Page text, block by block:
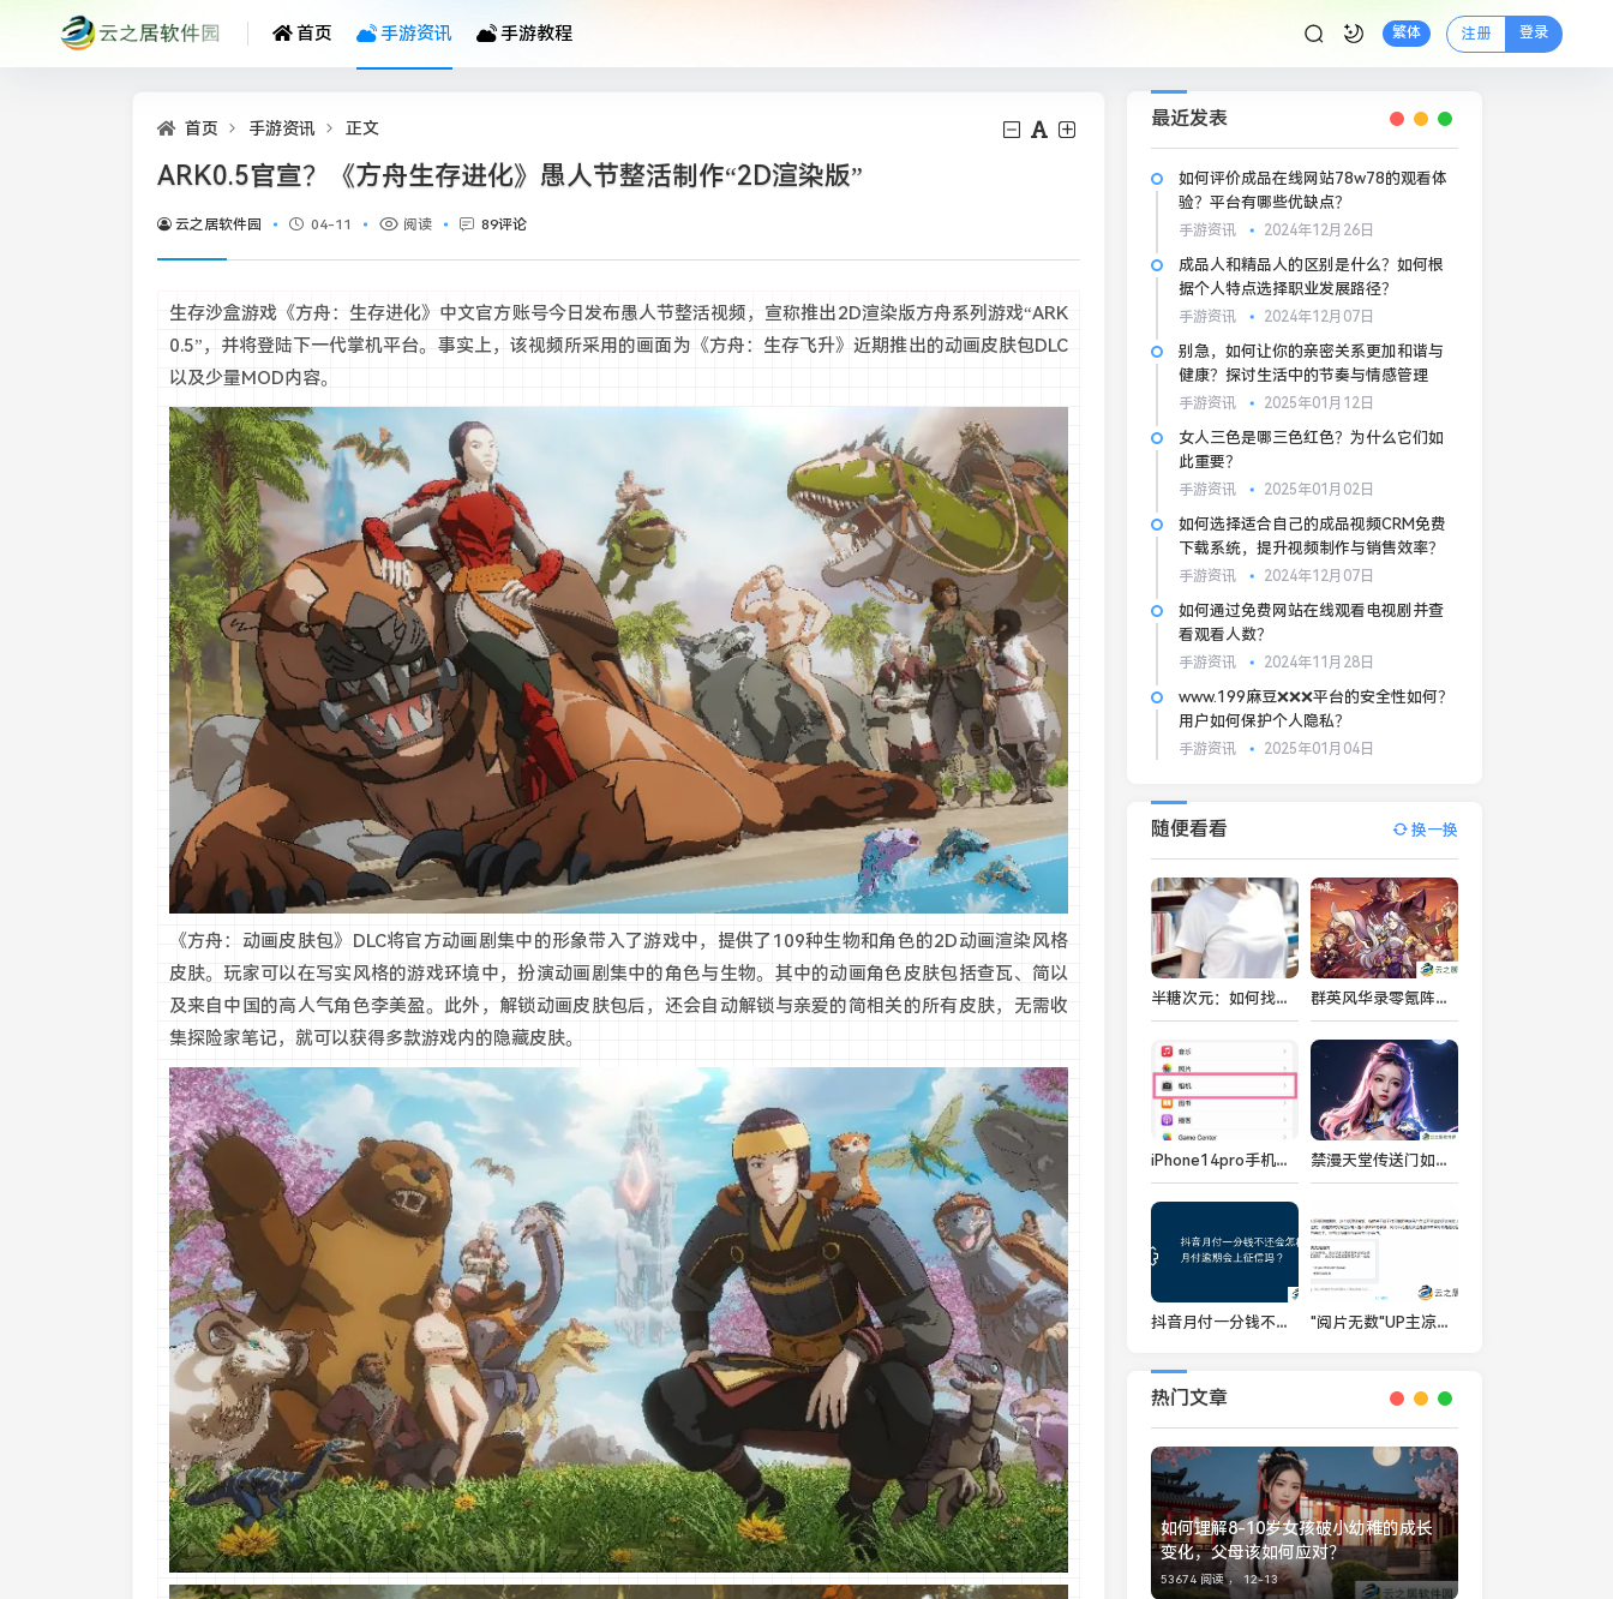
首页 手游资讯 手游教程 繁体 注册 登录
首页 手游资讯 正文
ARK0.5官宣？《方舟生存进化》愚人节整活制作“2D渲染版”
云之居软件园 04-11 阅读 89评论
生存沙盒游戏《方舟：生存进化》中文官方账号今日发布愚人节整活视频，宣称推出2D渲染版方舟系列游戏“ARK
0.5”，并将登陆下一代掌机平台。事实上，该视频所采用的画面为《方舟：生存飞升》近期推出的动画皮肤包DLC
以及少量MOD内容。
《方舟：动画皮肤包》DLC将官方动画剧集中的形象带入了游戏中，提供了109种生物和角色的2D动画渲染风格
皮肤。玩家可以在写实风格的游戏环境中，扮演动画剧集中的角色与生物。其中的动画角色皮肤包括查瓦、简以
及来自中国的高人气角色李美盈。此外，解锁动画皮肤包后，还会自动解锁与亲爱的简相关的所有皮肤，无需收
集探险家笔记，就可以获得多款游戏内的隐藏皮肤。
最近发表
如何评价成品在线网站78w78的观看体
验？平台有哪些优缺点？
手游资讯 2024年12月26日
成品人和精品人的区别是什么？如何根
据个人特点选择职业发展路径？
手游资讯 2024年12月07日
别急，如何让你的亲密关系更加和谐与
健康？探讨生活中的节奏与情感管理
手游资讯 2025年01月12日
女人三色是哪三色红色？为什么它们如
此重要？
手游资讯 2025年01月02日
如何选择适合自己的成品视频CRM免费
下载系统，提升视频制作与销售效率？
手游资讯 2024年12月07日
如何通过免费网站在线观看电视剧并查
看观看人数？
手游资讯 2024年11月28日
www.199麻豆❌❌❌平台的安全性如何？
用户如何保护个人隐私？
手游资讯 2025年01月04日
随便看看 换一换
半糖次元：如何找到平衡在二次元与现实生活之间？ 群英风华录零氪阵容怎么搭配-群英风华录零氪阵容搭配推荐
iPhone14pro手机怎么开启相机raw模式 禁漫天堂传送门如何正确开启：详细操作步骤与常见问题解决方案
抖音月付一分钱不还会怎样？月付逾期会上征信吗？ "阅片无数"UP主凉风发文谈过气 曾因破防挂人引争议
热门文章
如何理解8-10岁女孩破小幼稚的成长
变化，父母该如何应对？
53674 阅读 ， 12-13